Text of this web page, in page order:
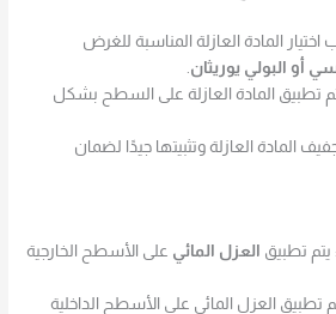
اختيار المادة العازلة المناسبة للغرض
أو البولي يوريثان.
تطبيق المادة العازلة على السطح بشكل
المادة العازلة وتثبيتها جيدًا لضمان
يتم تطبيق
العزل المائي على الأسطح الخارجية
تطبيق العزل المائي على الأسطح الداخلية